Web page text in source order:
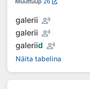
galerii record_voice_over
galerii record_voice_over
galeriid record_voice_over
Näita tabelina